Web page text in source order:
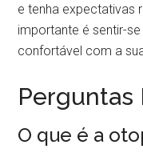
e tenha expectativas
importante é sentir-
confortável com a
Perguntas
O que é a